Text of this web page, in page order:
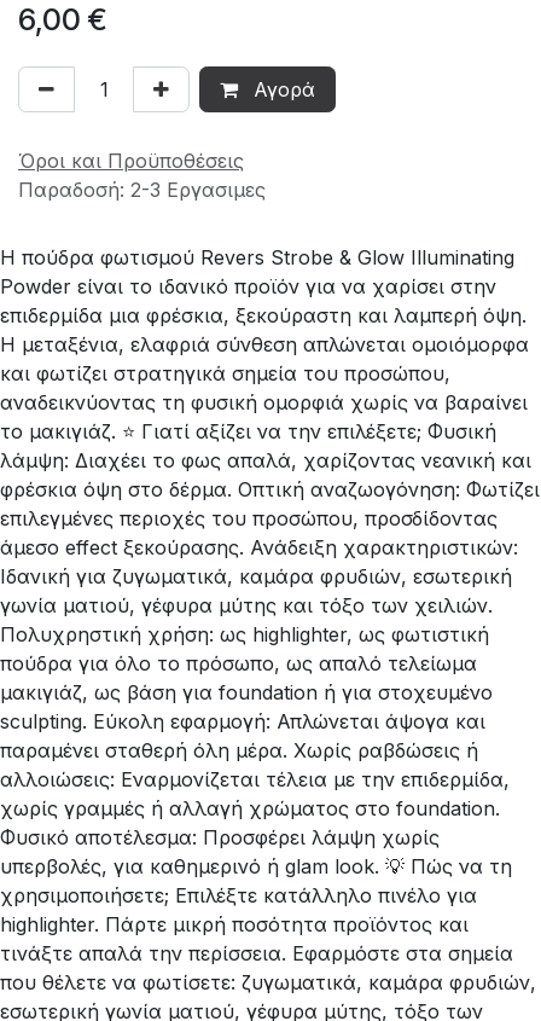
6,00 €
Αγορά
Όροι και Προϋποθέσεις
Παραδοσή: 2-3 Εργασιμες
Η πούδρα φωτισμού Revers Strobe & Glow Illuminating
Powder είναι το ιδανικό προϊόν για να χαρίσει στην
επιδερμίδα μια φρέσκια, ξεκούραστη και λαμπερή όψη.
Η μεταξένια, ελαφριά σύνθεση απλώνεται ομοιόμορφα
και φωτίζει στρατηγικά σημεία του προσώπου,
αναδεικνύοντας τη φυσική ομορφιά χωρίς να βαραίνει
το μακιγιάζ. ⭐ Γιατί αξίζει να την επιλέξετε; Φυσική
λάμψη: Διαχέει το φως απαλά, χαρίζοντας νεανική και
φρέσκια όψη στο δέρμα. Οπτική αναζωογόνηση: Φωτίζει
επιλεγμένες περιοχές του προσώπου, προσδίδοντας
άμεσο effect ξεκούρασης. Ανάδειξη χαρακτηριστικών:
Ιδανική για ζυγωματικά, καμάρα φρυδιών, εσωτερική
γωνία ματιού, γέφυρα μύτης και τόξο των χειλιών.
Πολυχρηστική χρήση: ως highlighter, ως φωτιστική
πούδρα για όλο το πρόσωπο, ως απαλό τελείωμα
μακιγιάζ, ως βάση για foundation ή για στοχευμένο
sculpting. Εύκολη εφαρμογή: Απλώνεται άψογα και
παραμένει σταθερή όλη μέρα. Χωρίς ραβδώσεις ή
αλλοιώσεις: Εναρμονίζεται τέλεια με την επιδερμίδα,
χωρίς γραμμές ή αλλαγή χρώματος στο foundation.
Φυσικό αποτέλεσμα: Προσφέρει λάμψη χωρίς
υπερβολές, για καθημερινό ή glam look. 💡 Πώς να τη
χρησιμοποιήσετε; Επιλέξτε κατάλληλο πινέλο για
highlighter. Πάρτε μικρή ποσότητα προϊόντος και
τινάξτε απαλά την περίσσεια. Εφαρμόστε στα σημεία
που θέλετε να φωτίσετε: ζυγωματικά, καμάρα φρυδιών,
εσωτερική γωνία ματιού, γέφυρα μύτης, τόξο των